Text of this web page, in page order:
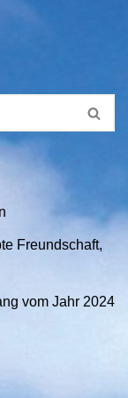
Freundschaft,
vom Jahr 2024